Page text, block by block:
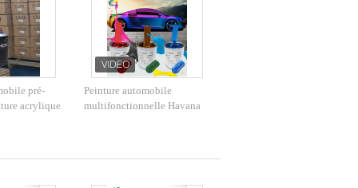
pré-
acrylique
Peinture automobile
multifonctionnelle Havana